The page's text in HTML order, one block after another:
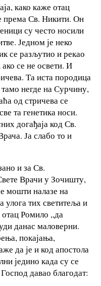
како каже отац
према Св. Никити. Он
су често носили
Једном је неко
се разљутио и рекао
се не освети. И
Та иста породица
негде на Сурчину,
од стричева се
та генетика носи.
догађаја код Св.
Ја слабо то и
и за Св.
Врачи у Зочишту,
мошти налазе на
улога тих светитеља и
Ромило ,,да
данас маловерни.
покајања,
да је и код апостола
једино када су се
давао благодат: